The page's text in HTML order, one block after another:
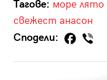
Тагове: море лято
свежест анасон
Сподели: